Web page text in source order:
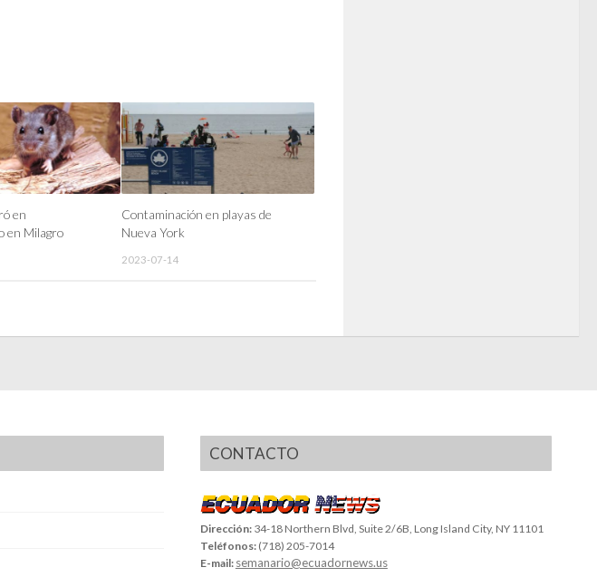
en
en Milagro
Contaminación en playas de
Nueva York
2023-07-14
CONTACTO
Dirección: 34-18 Northern Blvd, Suite 2/6B, Long Island City, NY 11101
Teléfonos: (718) 205-7014
E-mail: semanario@ecuadornews.us